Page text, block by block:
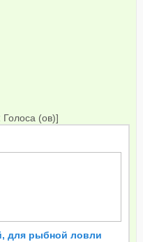
Голоса (ов)]
для рыбной ловли